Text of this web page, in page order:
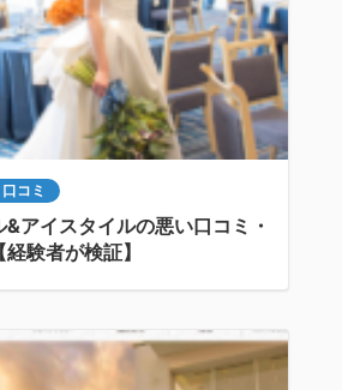
コミ
アイスタイルの悪い口コミ・
験者が検証】